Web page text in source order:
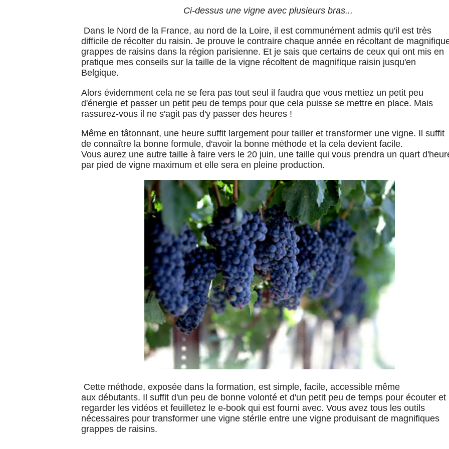
Ci-dessus une vigne avec plusieurs bras...
Dans le Nord de la France, au nord de la Loire, il est communément admis qu'il est très
difficile de récolter du raisin. Je prouve le contraire chaque année en récoltant de
grappes de raisins dans la région parisienne. Et je sais que certains de ceux qui ont mis en
pratique mes conseils sur la taille de la vigne récoltent de magnifique raisin jusqu'en
Belgique.
Alors évidemment cela ne se fera pas tout seul il faudra que vous mettiez un petit peu
d'énergie et passer un petit peu de temps pour que cela puisse se mettre en place. Mais
rassurez-vous il ne s'agit pas d'y passer des heures !
Même en tâtonnant, une heure suffit largement pour tailler et transformer une vigne. Il suffit
de connaître la bonne formule, d'avoir la bonne méthode et la cela devient facile.
Vous aurez une autre taille à faire vers le 20 juin, une taille qui vous prendra un quart
par pied de vigne maximum et elle sera en pleine production.
Cette méthode, exposée dans la formation, est simple, facile, accessible même
aux débutants. Il suffit d'un peu de bonne volonté et d'un petit peu de temps pour écouter et
regarder les vidéos et feuilletez le e-book qui est fourni avec. Vous avez tous les outils
nécessaires pour transformer une vigne stérile entre une vigne produisant de magnifiques
grappes de raisins.